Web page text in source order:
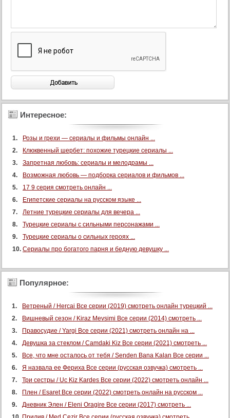
Интересное:
Розы и грехи — сериалы и фильмы онлайн ...
Клюквенный шербет: похожие турецкие сериалы ...
Запретная любовь: сериалы и мелодрамы ...
Возможная любовь — подборка сериалов и фильмов ...
17 9 серия смотреть онлайн ...
Египетские сериалы на русском языке ...
Летние турецкие сериалы для вечера ...
Турецкие сериалы с сильными персонажами ...
Турецкие сериалы о сильных героях ...
Сериалы про богатого парня и бедную девушку ...
Популярное:
Ветреный / Hercai Все серии (2019) смотреть онлайн турецкий ...
Вишневый сезон / Kiraz Mevsimi Все серии (2014) смотреть ...
Правосудие / Yargi Все серии (2021) смотреть онлайн на ...
Девушка за стеклом / Camdaki Kiz Все серии (2021) смотреть ...
Все, что мне осталось от тебя / Senden Bana Kalan Все серии ...
Я назвала ее Фериха Все серии (русская озвучка) смотреть ...
Три сестры / Uc Kiz Kardes Все серии (2022) смотреть онлайн ...
Плен / Esaret Все серии (2022) смотреть онлайн на русском ...
Дневник Элен / Eleni Oragire Все серии (2017) смотреть ...